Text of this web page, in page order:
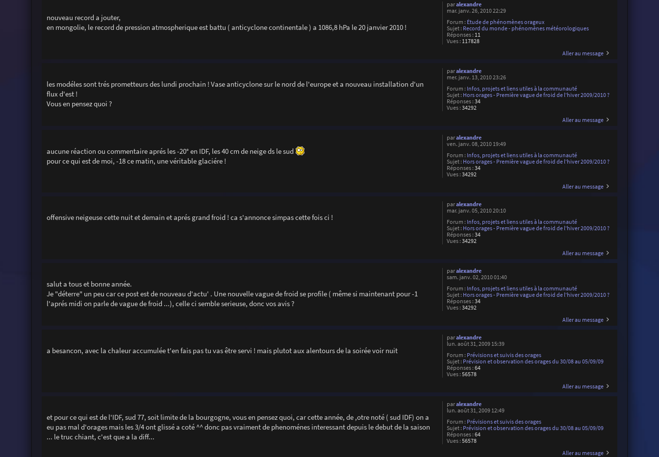
paralexandre
mar. janv. 26, 2010 22:29
Forum : Étude de phénomènes orageux
Sujet : Record du monde - phénomènes météorologiques
Réponses : 11
Vues : 117828
nouveau record a jouter,
en mongolie, le record de pression atmospherique est battu ( anticyclone continentale ) a 1086,8 hPa le 20 janvier 2010 !
Aller au message
paralexandre
mer. janv. 13, 2010 23:26
Forum : Infos, projets et liens utiles à la communauté
Sujet : Hors orages - Première vague de froid de l'hiver 2009/2010 ?
Réponses : 34
Vues : 34292
les modéles sont trés prometteurs des lundi prochain ! Vase anticyclone sur le nord de l'europe et a nouveau installation d'un
flux d'est !
Vous en pensez quoi ?
Aller au message
paralexandre
ven. janv. 08, 2010 19:49
Forum : Infos, projets et liens utiles à la communauté
Sujet : Hors orages - Première vague de froid de l'hiver 2009/2010 ?
Réponses : 34
Vues : 34292
aucune réaction ou commentaire aprés les -20° en IDF, les 40 cm de neige ds le sud
pour ce qui est de moi, -18 ce matin, une véritable glaciére !
Aller au message
paralexandre
mar. janv. 05, 2010 20:10
Forum : Infos, projets et liens utiles à la communauté
Sujet : Hors orages - Première vague de froid de l'hiver 2009/2010 ?
Réponses : 34
Vues : 34292
offensive neigeuse cette nuit et demain et aprés grand froid ! ca s'annonce simpas cette fois ci !
Aller au message
paralexandre
sam. janv. 02, 2010 01:40
Forum : Infos, projets et liens utiles à la communauté
Sujet : Hors orages - Première vague de froid de l'hiver 2009/2010 ?
Réponses : 34
Vues : 34292
salut a tous et bonne année.
Je "déterre" un peu car ce post est de nouveau d'actu' . Une nouvelle vague de froid se profile ( même si maintenant pour -1
l'aprés midi on parle de vague de froid ...), celle ci semble serieuse, donc vos avis ?
Aller au message
paralexandre
lun. août 31, 2009 15:39
Forum : Prévisions et suivis des orages
Sujet : Prévision et observation des orages du 30/08 au 05/09/09
Réponses : 64
Vues : 56578
a besancon, avec la chaleur accumulée t'en fais pas tu vas être servi ! mais plutot aux alentours de la soirée voir nuit
Aller au message
paralexandre
lun. août 31, 2009 12:49
Forum : Prévisions et suivis des orages
Sujet : Prévision et observation des orages du 30/08 au 05/09/09
Réponses : 64
Vues : 56578
et pour ce qui est de l'IDF, sud 77, soit limite de la bourgogne, vous en pensez quoi, car cette année, de ,otre noté ( sud IDF) on a
eu pas mal d'orages mais les 3/4 ont glissé a coté ^^ donc pas vraiment de phenoménes interessant depuis le debut de la saison
... le truc chiant, c'est que a la diff...
Aller au message